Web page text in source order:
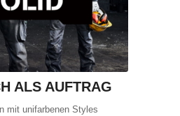
ALS AUFTRAG
mit unifarbenen Styles